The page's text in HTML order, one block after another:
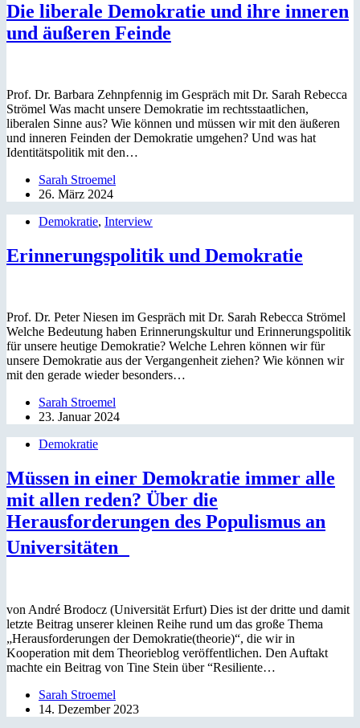
Die liberale Demokratie und ihre inneren
und äußeren Feinde
Prof. Dr. Barbara Zehnpfennig im Gespräch mit Dr. Sarah Rebecca
Strömel Was macht unsere Demokratie im rechtsstaatlichen,
liberalen Sinne aus? Wie können und müssen wir mit den äußeren
und inneren Feinden der Demokratie umgehen? Und was hat
Identitätspolitik mit den…
Sarah Stroemel
26. März 2024
Demokratie, Interview
Erinnerungspolitik und Demokratie
Prof. Dr. Peter Niesen im Gespräch mit Dr. Sarah Rebecca Strömel
Welche Bedeutung haben Erinnerungskultur und Erinnerungspolitik
für unsere heutige Demokratie? Welche Lehren können wir für
unsere Demokratie aus der Vergangenheit ziehen? Wie können wir
mit den gerade wieder besonders…
Sarah Stroemel
23. Januar 2024
Demokratie
Müssen in einer Demokratie immer alle
mit allen reden? Über die
Herausforderungen des Populismus an
Universitäten
von André Brodocz (Universität Erfurt) Dies ist der dritte und damit
letzte Beitrag unserer kleinen Reihe rund um das große Thema
„Herausforderungen der Demokratie(theorie)“, die wir in
Kooperation mit dem Theorieblog veröffentlichen. Den Auftakt
machte ein Beitrag von Tine Stein über “Resiliente…
Sarah Stroemel
14. Dezember 2023